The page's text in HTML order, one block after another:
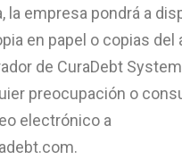
empresa pondrá a
en papel o copias del
de CuraDebt
preocupación o
electrónico a
.